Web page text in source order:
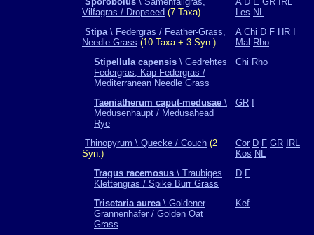
Vilfagras / Dropseed (7 Taxa)
Les NL
Stipa\ Federgras / Feather-Grass,
Needle Grass (10 Taxa + 3 Syn.)
A Chi D F HR
Mal Rho
Stipellula capensis \ Gedrehtes
Federgras, Kap-Federgras /
Mediterranean Needle Grass
Chi Rho
Taeniatherum caput-medusae \
Medusenhaupt / Medusahead
Rye
GR
Thinopyrum \ Quecke / Couch (2
Syn.)
Cor D F GR
IRL
Kos NL
Tragus racemosus \ Traubiges
Klettengras / Spike Burr Grass
D F
Trisetaria aurea\ Goldener
Grannenhafer / Golden Oat
Grass
Kef